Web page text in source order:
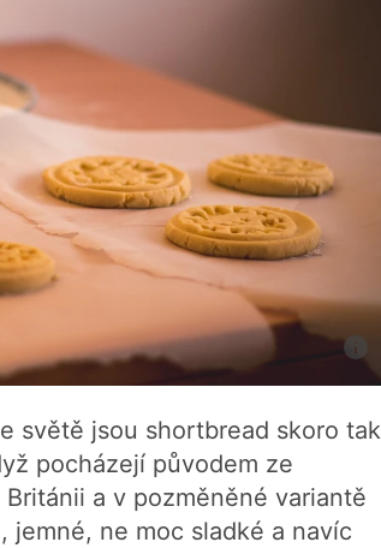
světě jsou shortbread skoro tak
pocházejí původem ze
a v pozměněné variantě
jemné, ne moc sladké a navíc